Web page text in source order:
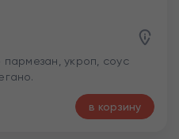
укроп, соус
в корзину